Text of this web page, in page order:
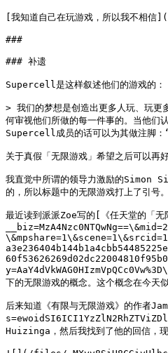
[我知道自己在玩游戏，所以我不
###
### 补遗
Supercell是这样叙述他们的游戏的：
> 我们的梦想是创造出更多人玩、玩
何审视他们所做的每一件事的。当他们
Supercell成员的话可以为其做注脚：“
关于真假「无限游戏」希望之后可以再
我直觉中所谓的领导力激励的Simon
的，所以标题中的无限游戏打上了引号。
最近读到派派Zoe写的[《任天堂
下的无限游戏的概念。这个概念在
后来知道《有限与无限游戏》的
Huizinga，然后我找到了他的回信，现